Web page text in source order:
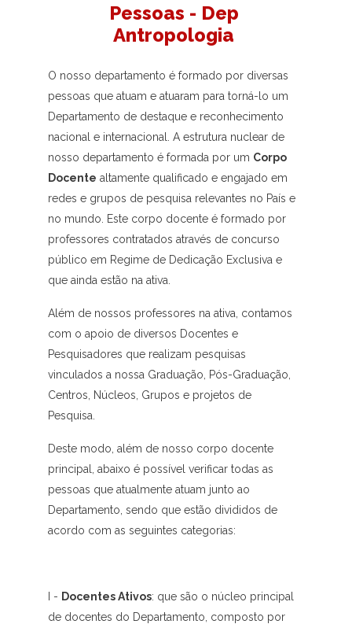
Pessoas - Dep
Antropologia
O nosso departamento é formado por diversas
pessoas que atuam e atuaram para torná-lo um
Departamento de destaque e reconhecimento
nacional e internacional. A estrutura nuclear de
nosso departamento é formada por um Corpo
Docente altamente qualificado e engajado em
redes e grupos de pesquisa relevantes no País e
no mundo. Este corpo docente é formado por
professores contratados através de concurso
público em Regime de Dedicação Exclusiva e
que ainda estão na ativa.
Além de nossos professores na ativa, contamos
com o apoio de diversos Docentes e
Pesquisadores que realizam pesquisas
vinculados a nossa Graduação, Pós-Graduação,
Centros, Núcleos, Grupos e projetos de
Pesquisa.
Deste modo, além de nosso corpo docente
principal, abaixo é possível verificar todas as
pessoas que atualmente atuam junto ao
Departamento, sendo que estão divididos de
acordo com as seguintes categorias:
I - Docentes Ativos: que são o núcleo principal
de docentes do Departamento, composto por